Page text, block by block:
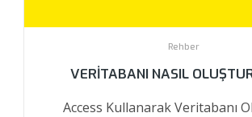
Rehber
VERITABANI NASIL
Access Kullanarak Veritabanı